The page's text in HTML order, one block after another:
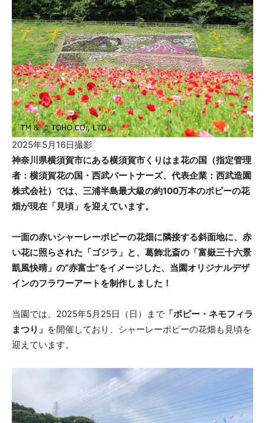
2025年5月16日撮影
神奈川県横須賀市にある横須賀市くりはま花の国（指定管理
者：横須賀花の国・西武パートナーズ、代表企業：西武造園
株式会社）では、三浦半島最大級の約100万本のポピーの花
畑が現在「見頃」を迎えています。
一面の赤いシャーレーポピーの花畑に隣接する斜面地に、赤
い花に照らされた「ゴジラ」と、葛飾北斎の「富嶽三十六景
凱風快晴」の”赤富士”をイメージした、当園オリジナルデザ
インのフラワーアートを制作しました！
当園では、2025年5月25日（日）まで 「ポピー・ネモフィラ
まつり」 を開催しており、シャーレーポピーの花畑も見頃を
迎えています。